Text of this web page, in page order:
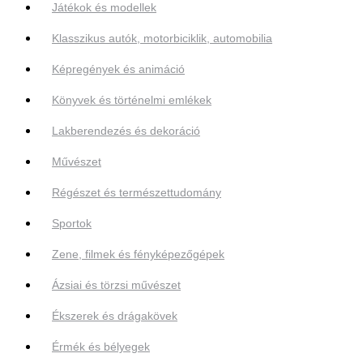
Játékok és modellek
Klasszikus autók, motorbiciklik, automobilia
Képregények és animáció
Könyvek és történelmi emlékek
Lakberendezés és dekoráció
Művészet
Régészet és természettudomány
Sportok
Zene, filmek és fényképezőgépek
Ázsiai és törzsi művészet
Ékszerek és drágakövek
Érmék és bélyegek